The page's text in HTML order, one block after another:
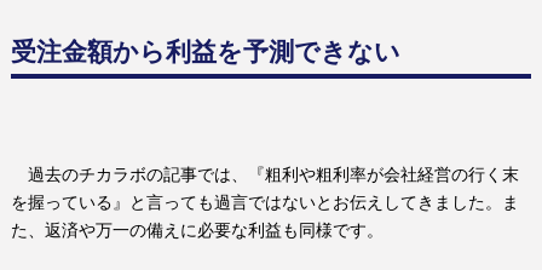
受注金額から利益を予測できない
過去のチカラボの記事では、『粗利や粗利率が会社経営の行く末
を握っている』と言っても過言ではないとお伝えしてきました。ま
た、返済や万一の備えに必要な利益も同様です。